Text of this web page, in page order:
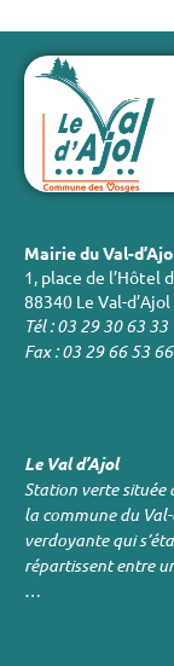
Mairie du Val-
1, place de l’Hôtel
88340 Le Val-d’Ajol
Tél : 03 29 30 63 33
Fax : 03 29 66 53 66
Le Val d’Ajol
Station verte située
la commune du
verdoyante qui
répartissent entre
…